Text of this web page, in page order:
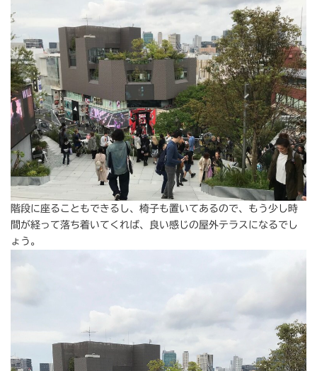
階段に座ることもできるし、椅子も置いてあるので、もう少し時
間が経って落ち着いてくれば、良い感じの屋外テラスになるでし
ょう。